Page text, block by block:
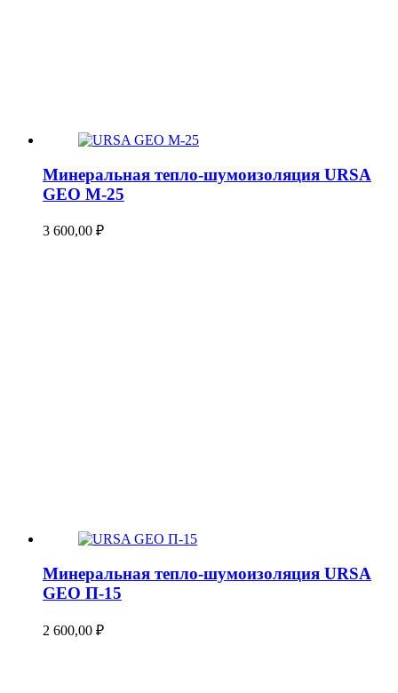
Минеральная тепло-шумоизоляция URSA
GEO М-25
3 600,00 ₽
Минеральная тепло-шумоизоляция URSA
GEO П-15
2 600,00 ₽